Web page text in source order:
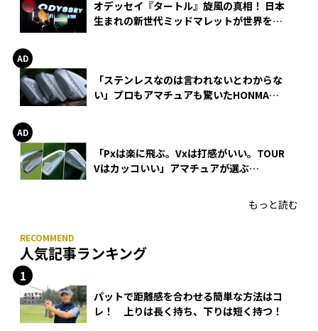
オデッセイ『タートル』旋風の真相！ 日本
生まれの新世代ミッドマレットが世界を席
「ステンレスなのは言われないとわからな
い」プロもアマチュアも驚いたHONMA
「Pxは楽に飛ぶ。Vxは打感がいい。TOUR
Vはカッコいい」アマチュアが選ぶ
もっと読む
人気記事ランキング
パットで距離感を合わせる簡単な方法はコ
レ！ 上りは長く持ち、下りは短く持つ！